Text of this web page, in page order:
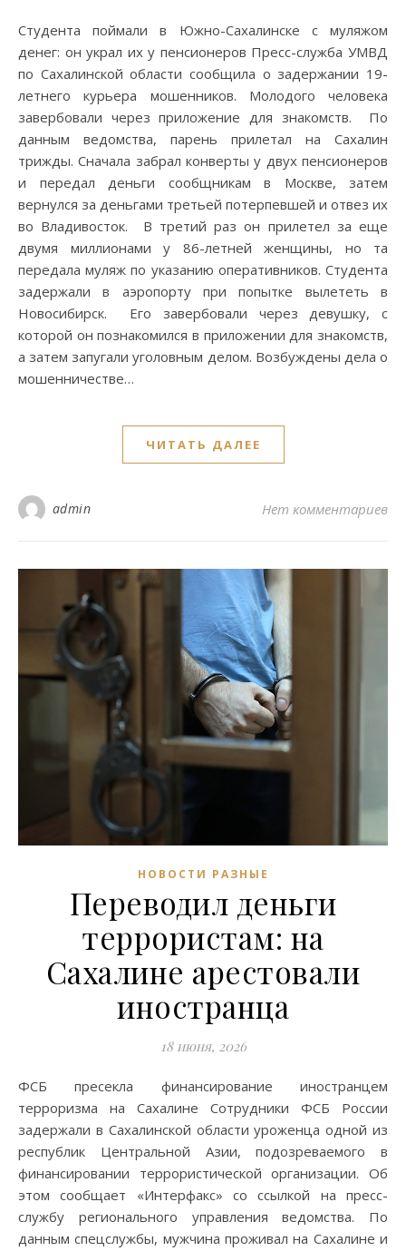
Студента поймали в Южно-Сахалинске с муляжом
денег: он украл их у пенсионеров Пресс-служба УМВД
по Сахалинской области сообщила о задержании 19-
летнего курьера мошенников. Молодого человека
завербовали через приложение для знакомств. По
данным ведомства, парень прилетал на Сахалин
трижды. Сначала забрал конверты у двух пенсионеров
и передал деньги сообщникам в Москве, затем
вернулся за деньгами третьей потерпевшей и отвез их
во Владивосток. В третий раз он прилетел за еще
двумя миллионами у 86-летней женщины, но та
передала муляж по указанию оперативников. Студента
задержали в аэропорту при попытке вылететь в
Новосибирск. Его завербовали через девушку, с
которой он познакомился в приложении для знакомств,
а затем запугали уголовным делом. Возбуждены дела о
мошенничестве…
ЧИТАТЬ ДАЛЕЕ
admin Нет комментариев
НОВОСТИ РАЗНЫЕ
Переводил деньги
террористам: на
Сахалине арестовали
иностранца
18 июня, 2026
ФСБ пресекла финансирование иностранцем
терроризма на Сахалине Сотрудники ФСБ России
задержали в Сахалинской области уроженца одной из
республик Центральной Азии, подозреваемого в
финансировании террористической организации. Об
этом сообщает «Интерфакс» со ссылкой на пресс-
службу регионального управления ведомства. По
данным спецслужбы, мужчина проживал на Сахалине и